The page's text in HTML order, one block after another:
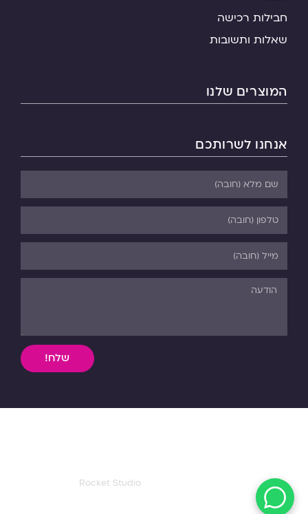
חבילות רכישה
שאלות ותשובות
המוצרים שלנו
אנחנו לשרותכם
שלח!
Rocket Studio